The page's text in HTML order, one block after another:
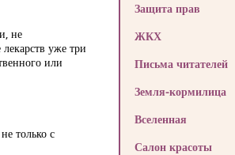
не
уже три
или
только с
Защита прав
ЖКХ
Письма читателей
Земля-кормилица
Вселенная
Салон красоты